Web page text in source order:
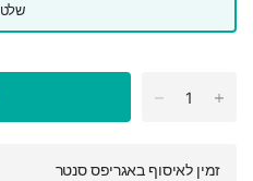
שלט
זמין לאיסוף באגריפס סנטר